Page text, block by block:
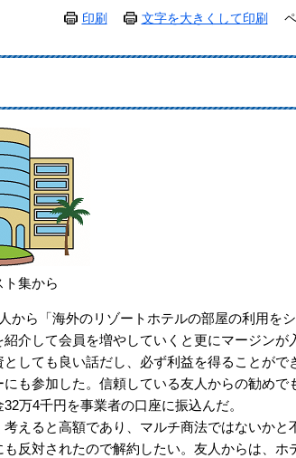
印刷 文字を大きくして印刷
集から
から「海外のリゾートホテルの部屋の利用を
紹介して会員を増やしていくと更にマージン
としても良い話だし、必ず利益を得ることが
も参加した。信頼している友人からの勧め
万4千円を事業者の口座に振込んだ。
えると高額であり、マルチ商法ではないかと
も反対されたので解約したい。友人からは、